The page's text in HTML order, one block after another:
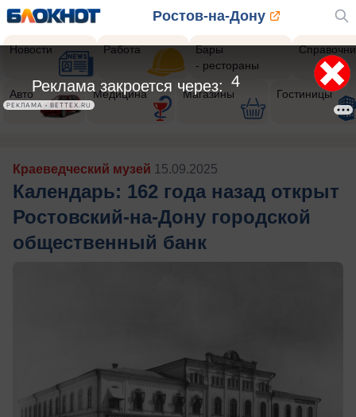
Ростов-на-Дону
Новости Работа
Бары
- рестораны
Авто Медицина Магазины Гостиницы
Краеведческий музей 15.09.2025
Календарь: 162 года назад открыт
Ростовский-на-Дону городской
общественный банк
1
Реклама закроется через:
РЕКЛАМА • BETTEX.RU